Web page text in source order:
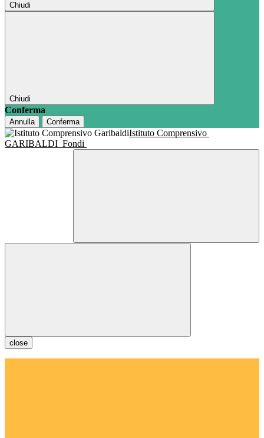
Chiudi
Chiudi
Conferma
Annulla Conferma
Istituto Comprensivo
GARIBALDI Fondi
close